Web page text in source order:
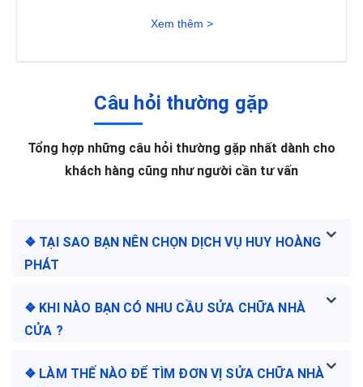
Xem thêm >
Câu hỏi thường gặp
Tổng hợp những câu hỏi thường gặp nhất dành cho
khách hàng cũng như người cần tư vấn
❖ TẠI SAO BẠN NÊN CHỌN DỊCH VỤ HUY HOÀNG
PHÁT
❖ KHI NÀO BẠN CÓ NHU CẦU SỬA CHỮA NHÀ
CỬA ?
❖ LÀM THẾ NÀO ĐỂ TÌM ĐƠN VỊ SỬA CHỮA NHÀ